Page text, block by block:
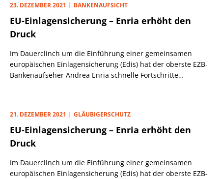
der seit Anfang Juli auch ehrenamtlicher Bankenpräsident
ist.
23. DEZEMBER 2021 BANKENAUFSICHT
EU-Einlagensicherung – Enria erhöht den
Druck
Im Dauerclinch um die Einführung einer gemeinsamen
europäischen Einlagensicherung (Edis) hat der oberste EZB-
Bankenaufseher Andrea Enria schnelle Fortschritte
mindestens drei bis fünf Jahre dauern. Das sei viel zu lange,
drängt der Italiener. Die Politik unterschätze die positiven
Auswirkungen eines stärker integrierten Bankensektors,
21. DEZEMBER 2021 GLÄUBIGERSCHUTZ
EU-Einlagensicherung – Enria erhöht den
Druck
Im Dauerclinch um die Einführung einer gemeinsamen
europäischen Einlagensicherung (Edis) hat der oberste EZB-